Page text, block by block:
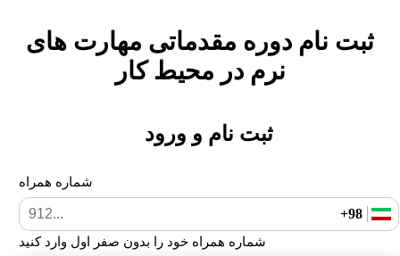
ثبت نام دوره مقدماتی مهارت های
نرم در محیط کار
ثبت نام و ورود
شماره همراه
+98
شماره همراه خود را بدون صفر اول وارد کنید